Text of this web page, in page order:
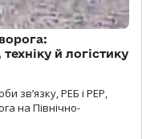
й логістику
зв’язку, РЕБ і РЕР,
на Північно-